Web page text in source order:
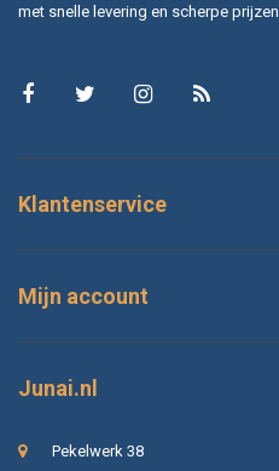
met snelle levering en scherpe prijzen.
Klantenservice
Mijn account
Junai.nl
Pekelwerk 38